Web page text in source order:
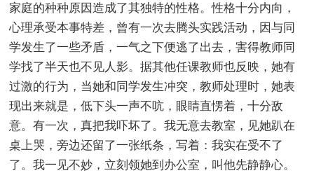
家庭的种种原因造成了其独特的性格。性格十分内向，
心理承受本事特差，曾有一次去腾头实践活动，因与同
学发生了一些矛盾，一气之下便逃了出去，害得教师同
学找了半天也不见人影。据其他任课教师也反映，她有
过激的行为，当她和同学发生冲突，教师处理时，她表
现出来就是，低下头一声不吭，眼睛直愣着，十分敌
意。有一次，真把我吓坏了。我无意去教室，见她趴在
桌上哭，旁边还留了一张纸条，写着：我实在受不了
了。我一见不妙，立刻领她到办公室，叫他先静静心。